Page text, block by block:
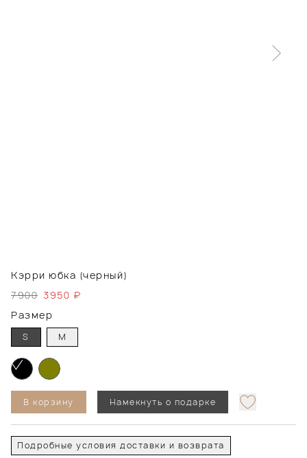
Кэрри юбка (черный)
7900 3950 ₽
Размер
S M
В корзину Намекнуть о подарке
Подробные условия доставки и возврата